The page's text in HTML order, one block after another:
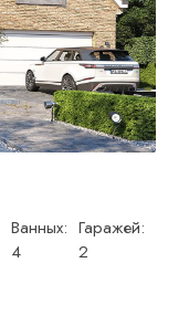
Ванных:
4
Гаражей:
2